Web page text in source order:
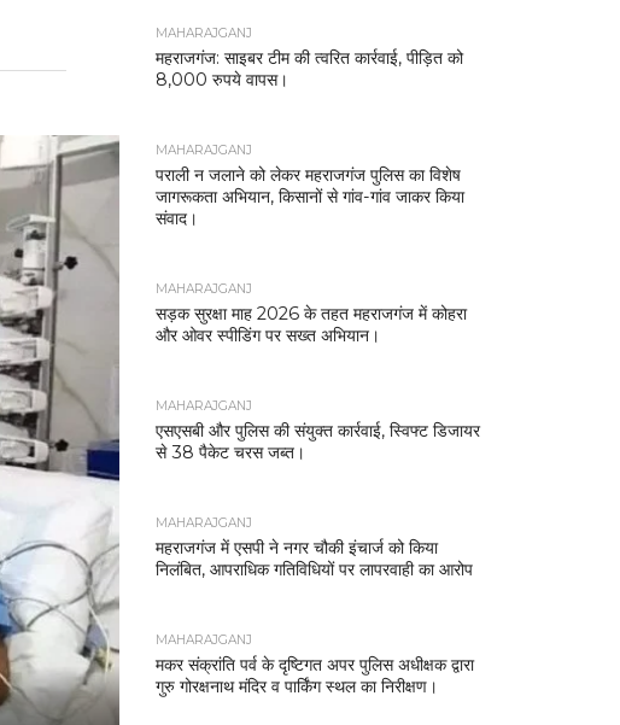
MAHARAJGANJ
महराजगंज: साइबर टीम की त्वरित कार्रवाई, पीड़ित को
8,000 रुपये वापस।
MAHARAJGANJ
पराली न जलाने को लेकर महराजगंज पुलिस का विशेष
जागरूकता अभियान, किसानों से गांव-गांव जाकर किया
संवाद।
MAHARAJGANJ
सड़क सुरक्षा माह 2026 के तहत महराजगंज में कोहरा
और ओवर स्पीडिंग पर सख्त अभियान।
MAHARAJGANJ
एसएसबी और पुलिस की संयुक्त कार्रवाई, स्विफ्ट डिजायर
से 38 पैकेट चरस जब्त।
MAHARAJGANJ
महराजगंज में एसपी ने नगर चौकी इंचार्ज को किया
निलंबित, आपराधिक गतिविधियों पर लापरवाही का आरोप
MAHARAJGANJ
मकर संक्रांति पर्व के दृष्टिगत अपर पुलिस अधीक्षक द्वारा
गुरु गोरक्षनाथ मंदिर व पार्किंग स्थल का निरीक्षण।